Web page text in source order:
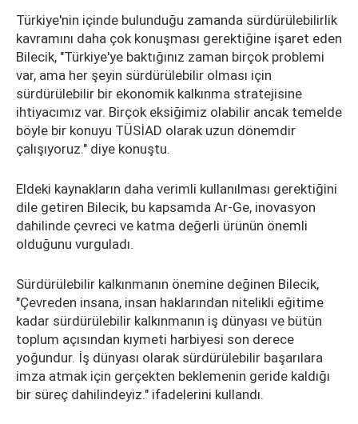
Türkiye'nin içinde bulunduğu zamanda sürdürülebilirlik
kavramını daha çok konuşması gerektiğine işaret eden
Bilecik, "Türkiye'ye baktığınız zaman birçok problemi
var, ama her şeyin sürdürülebilir olması için
sürdürülebilir bir ekonomik kalkınma stratejisine
ihtiyacımız var. Birçok eksiğimiz olabilir ancak temelde
böyle bir konuyu TÜSİAD olarak uzun dönemdir
çalışıyoruz." diye konuştu.
Eldeki kaynakların daha verimli kullanılması gerektiğini
dile getiren Bilecik, bu kapsamda Ar-Ge, inovasyon
dahilinde çevreci ve katma değerli ürünün önemli
olduğunu vurguladı.
Sürdürülebilir kalkınmanın önemine değinen Bilecik,
"Çevreden insana, insan haklarından nitelikli eğitime
kadar sürdürülebilir kalkınmanın iş dünyası ve bütün
toplum açısından kıymeti harbiyesi son derece
yoğundur. İş dünyası olarak sürdürülebilir başarılara
imza atmak için gerçekten beklemenin geride kaldığı
bir süreç dahilindeyiz." ifadelerini kullandı.